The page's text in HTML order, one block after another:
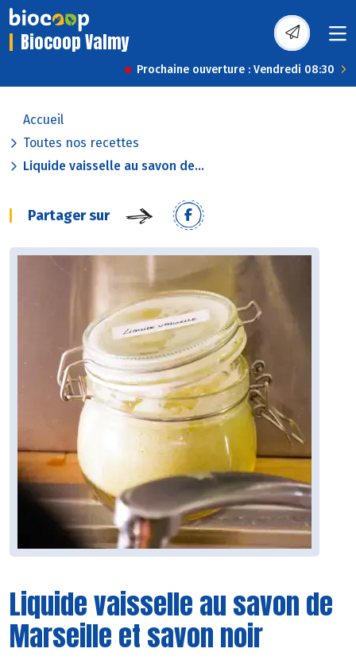
Biocoop Valmy
Prochaine ouverture : Vendredi 08:30
Accueil
Toutes nos recettes
Liquide vaisselle au savon de...
Partager sur
Liquide vaisselle au savon de
Marseille et savon noir